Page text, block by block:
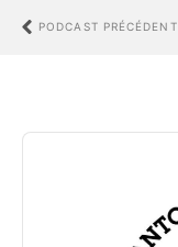
PODCAST PRÉCÉDENT
Audio